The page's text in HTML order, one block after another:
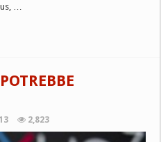
…
2,823